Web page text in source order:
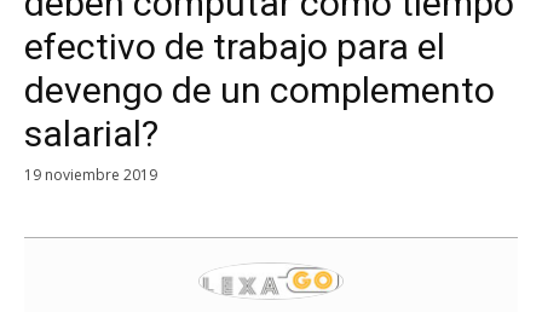
efectivo de trabajo para el
devengo de un complemento
salarial?
19 noviembre 2019